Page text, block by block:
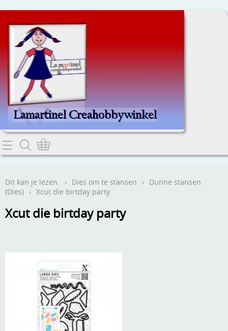
Home
Contact
Webwinkel
Aanbiedingen
Andere
Boeken en magazines
Dies om te stansen
Verzend - en verpakkingsk
Mijn account
Dit kan je lezen. › Dies om te stansen › Dunne stansen
(Dies) › Xcut die birtday party
Xcut die birtday party